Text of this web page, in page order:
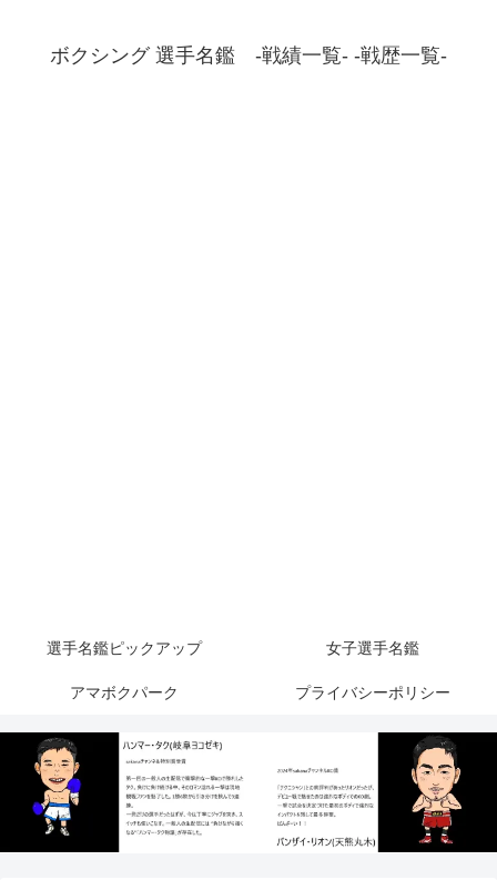
ボクシング 選手名鑑 -戦績一覧- -戦歴一覧-
選手名鑑ピックアップ 女子選手名鑑
アマボクパーク プライバシーポリシー